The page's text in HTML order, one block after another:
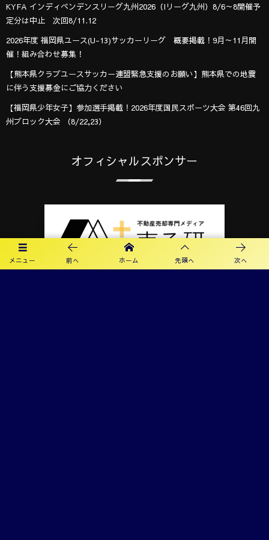
メニュー 前へ ホーム 先頭へ 次へ
KYFA インディペンデンスリーグ九州2026（Iリーグ九州）8/6～8開催予
定分は中止 次回8/11.12
2026年度 福岡県ユース(U-13)サッカーリーグ 概要掲載！9月～11月開
催！組み合わせ募集！
【熊本県クラブユースサッカー連盟緊急支援のお願い】熊本県での地震
に伴う支援募金にご協力ください
【福岡県少年女子】参加選手掲載！2026年度国民スポーツ大会 第46回九
州ブロック大会 （8/22,23）
オフィシャルスポンサー